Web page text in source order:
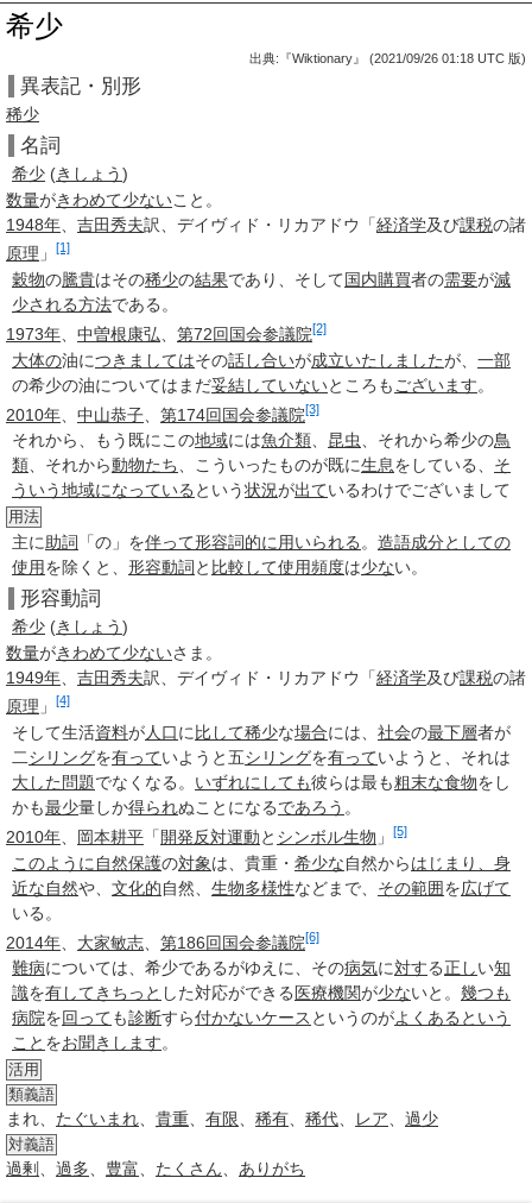
希少
出典:『Wiktionary』 (2021/09/26 01:18 UTC 版)
異表記・別形
稀少
名詞
希少 (きしょう)
数量がきわめて少ないこと。
1948年、 吉田秀夫訳、デイヴィド・リカアドウ「経済学及び課税の諸
原理 」 [1]
穀物の騰貴はその稀少の結果であり、そして国内購買者の需要が減
少される方法である。
1973年
中曽根康弘 第72回国会参議院[2]
大体の油につきましてはその話し合いが成立いたしましたが、 一部
の希少の油についてはまだ妥結していないところも ございます。
2010年
中山恭子 第174回国会参議院[3]
それから、もう既にこの地域には魚介類、 昆虫、それから希少の鳥
類、それから動物たち、こういったものが既に生息をしている、 そ
ういう地域になっている という状況が出ているわけでございまして
用法
主に助詞 「の」を伴って形容詞的に用いられる。 造語成分としての
使用を除くと、 形容動詞と 比較して使用頻度は少ない。
形容動詞
希少 (きしょう)
数量がきわめて少ないさま。
1949年、 吉田秀夫訳、デイヴィド・リカアドウ「経済学及び課税の諸
原理 」 [4]
そして生活資料が人口に 比して稀少な場合には、 社会の最下層者が
二シリングを有っていようと五シリングを有っていようと、それは
大した 問題でなくなる。 いずれにしても彼らは最も粗末な食物をし
かも最少量しか得られぬことになるであろう 。
2010年
岡本耕平 「開発反対運動と シンボル生物 」 [5]
このように 自然保護の対象は、貴重・ 希少な自然からはじまり、 身
近な自然や、 文化的自然、 生物多様性などまで、 その範囲を広げて
いる。
2014年
大家敏志 第186回国会参議院[6]
難病については、 希少であるがゆえに、その病気に対する正しい知
識を有してきちっと した対応ができる 医療機関が少ないと。 幾つも
病院を回っても診断すら付かないケース というのがよくある という
こと をお聞きします。
活用
類義語
まれ、 たぐいまれ 貴重 有限 稀有 稀代 レア 過少
対義語
過剰 過多 豊富 たくさん ありがち